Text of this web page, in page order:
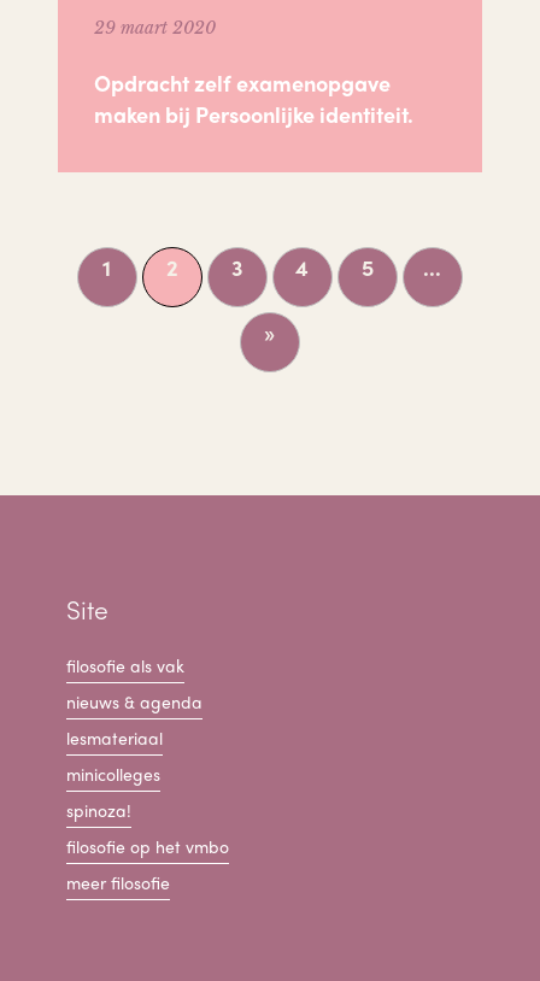
29 maart 2020
Opdracht zelf examenopgave
maken bij Persoonlijke identiteit.
1 2 3 4 5 ...
»
Site
filosofie als vak
nieuws & agenda
lesmateriaal
minicolleges
spinoza!
filosofie op het vmbo
meer filosofie